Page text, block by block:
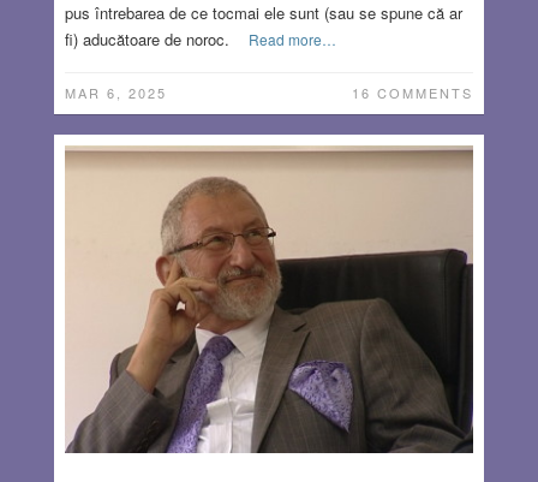
pus întrebarea de ce tocmai ele sunt (sau se spune că ar
fi) aducătoare de noroc.
Read more…
MAR 6, 2025 16 COMMENTS